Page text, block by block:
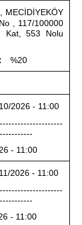
MECİDİYEKÖY
, 117/100000
Kat, 553 Nolu
%20
2026 - 11:00
- 11:00
2026 - 11:00
- 11:00